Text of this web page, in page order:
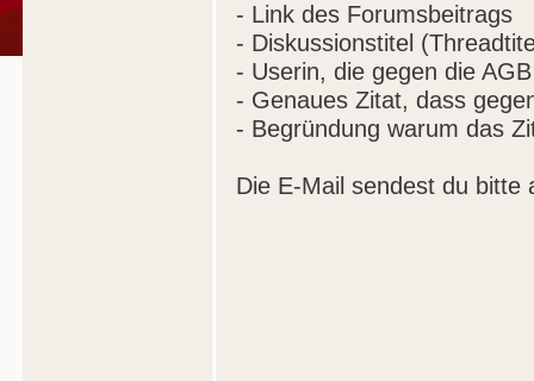
- Link des Forumsbeitrags
- Diskussionstitel
- Userin, die gegen die
- Genaues Zitat, dass
- Begründung warum das
Die E-Mail sendest du bitte